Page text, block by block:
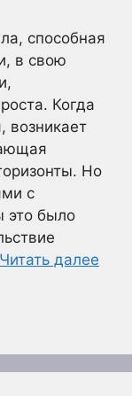
способная
в свою
Когда
возникает
Но
с
это было
Читать далее